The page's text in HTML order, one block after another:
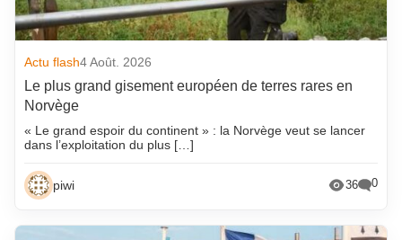
Actu flash4 Août. 2026
Le plus grand gisement européen de terres rares en
Norvège
« Le grand espoir du continent » : la Norvège veut se lancer
dans l’exploitation du plus […]
piwi 36 0